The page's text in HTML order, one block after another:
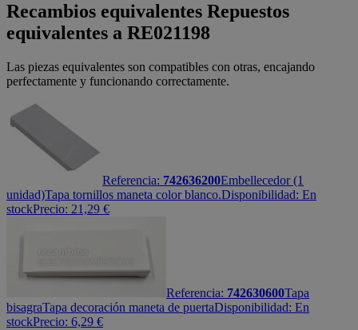
Recambios equivalentes Repuestos
equivalentes a RE021198
Las piezas equivalentes son compatibles con otras, encajando
perfectamente y funcionando correctamente.
Referencia: 742636200Embellecedor (1
unidad)Tapa tornillos maneta color blanco.Disponibilidad: En
stockPrecio: 21,29 €
Referencia: 742630600Tapa
bisagraTapa decoración maneta de puertaDisponibilidad: En
stockPrecio: 6,29 €